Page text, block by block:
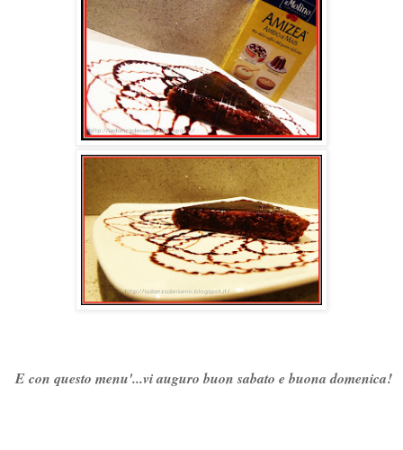
E con questo menu'...vi auguro buon sabato e buona domenica!